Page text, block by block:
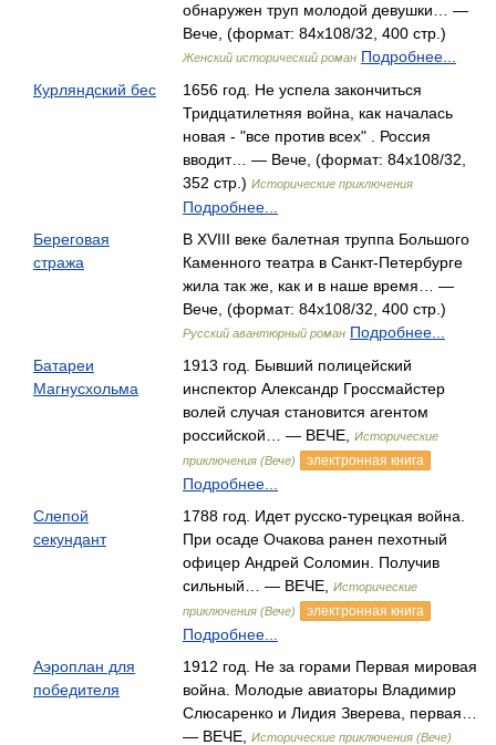
обнаружен труп молодой девушки… —
Вече, (формат: 84x108/32, 400 стр.)
Женский исторический роман Подробнее...
Курляндский бес
1656 год. Не успела закончиться
Тридцатилетняя война, как началась
новая - "все против всех" . Россия
вводит… — Вече, (формат: 84x108/32,
352 стр.) Исторические приключения
Подробнее...
Береговая
стража
В XVIII веке балетная труппа Большого
Каменного театра в Санкт-Петербурге
жила так же, как и в наше время… —
Вече, (формат: 84x108/32, 400 стр.)
Русский авантюрный роман Подробнее...
Батареи
Магнусхольма
1913 год. Бывший полицейский
инспектор Александр Гроссмайстер
волей случая становится агентом
российской… — ВЕЧЕ,
Исторические
приключения (Вече)
электронная книга
Подробнее...
Слепой
секундант
1788 год. Идет русско-турецкая война.
При осаде Очакова ранен пехотный
офицер Андрей Соломин. Получив
сильный… — ВЕЧЕ,
Исторические
приключения (Вече)
электронная книга
Подробнее...
Аэроплан для
победителя
1912 год. Не за горами Первая мировая
война. Молодые авиаторы Владимир
Слюсаренко и Лидия Зверева, первая…
— ВЕЧЕ,
Исторические приключения (Вече)